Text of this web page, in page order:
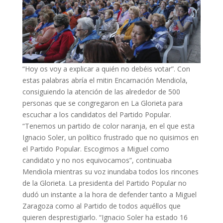
“Hoy os voy a explicar a quién no debéis votar”. Con
estas palabras abría el mitin Encarnación Mendiola,
consiguiendo la atención de las alrededor de 500
personas que se congregaron en La Glorieta para
escuchar a los candidatos del Partido Popular.
“Tenemos un partido de color naranja, en el que esta
Ignacio Soler, un político frustrado que no quisimos en
el Partido Popular. Escogimos a Miguel como
candidato y no nos equivocamos”, continuaba
Mendiola mientras su voz inundaba todos los rincones
de la Glorieta. La presidenta del Partido Popular no
dudó un instante a la hora de defender tanto a Miguel
Zaragoza como al Partido de todos aquéllos que
quieren desprestigiarlo. “Ignacio Soler ha estado 16